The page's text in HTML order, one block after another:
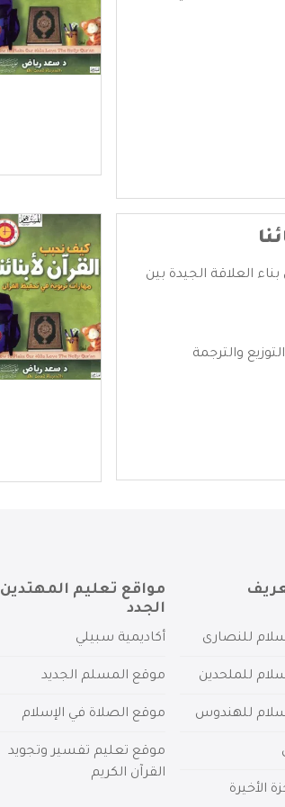
العلاقة الجيدة بين
والترجمة
للنصارى
للملحدين
للهندوس
الأخيرة
مواقع تعليم المهتدين
الجدد
أكاديمية سبيلي
موقع المسلم الجديد
موقع الصلاة في الإسلام
موقع تعليم تفسير وتجويد
القرآن الكريم